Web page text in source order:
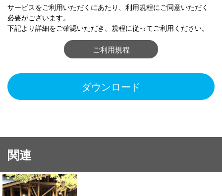
サービスをご利用いただくにあたり、利用規程にご同意いただく
必要がございます。
下記より詳細をご確認いただき、規程に従ってご利用ください。
ご利用規程
ダウンロード
関連